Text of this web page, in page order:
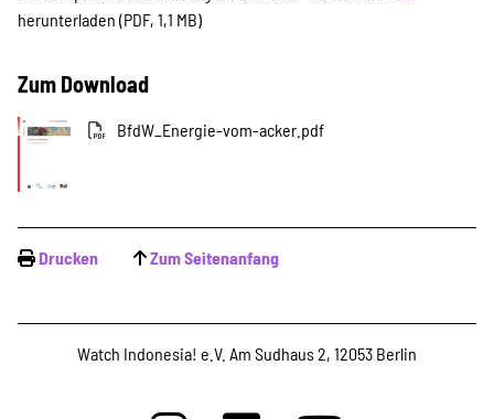
herunterladen (PDF, 1,1 MB)
Zum Download
BfdW_Energie-vom-acker.pdf
Drucken Zum Seitenanfang
Watch Indonesia! e.V. Am Sudhaus 2, 12053 Berlin